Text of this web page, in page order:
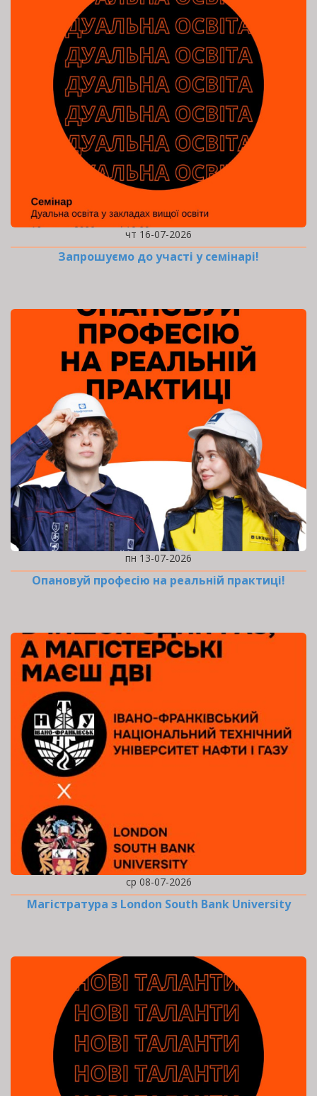
чт 16-07-2026
Запрошуємо до участі у семінарі!
пн 13-07-2026
Опановуй професію на реальній практиці!
ср 08-07-2026
Магістратура з London South Bank University